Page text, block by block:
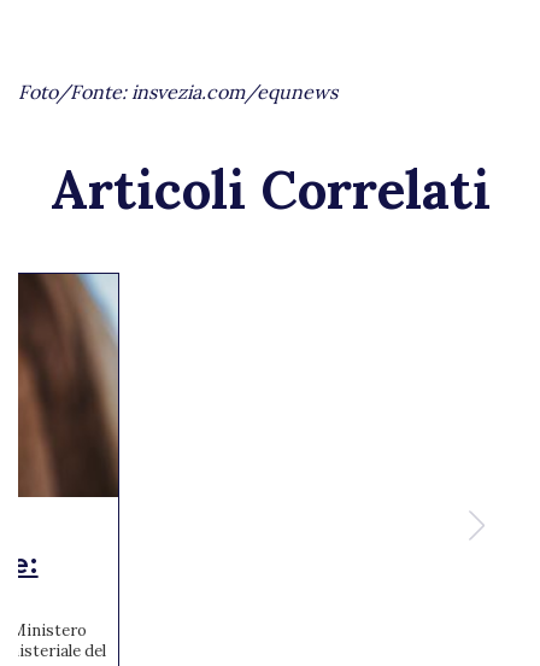
Foto/Fonte: insvezia.com/equnews
Articoli Correlati
Ministero
del